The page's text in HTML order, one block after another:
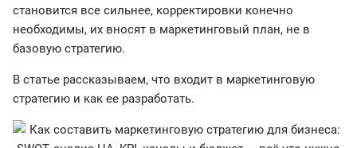
становится все сильнее, корректировки конечно
необходимы, их вносят в маркетинговый план, не в
базовую стратегию.
В статье рассказываем, что входит в маркетинговую
стратегию и как ее разработать.